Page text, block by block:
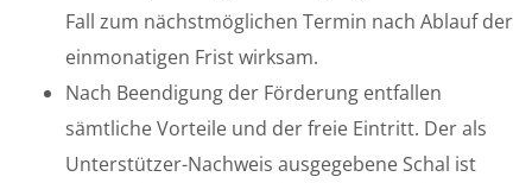
Fall zum nächstmöglichen Termin nach Ablauf der
einmonatigen Frist wirksam.
Nach Beendigung der Förderung entfallen
sämtliche Vorteile und der freie Eintritt. Der als
Unterstützer-Nachweis ausgegebene Schal ist